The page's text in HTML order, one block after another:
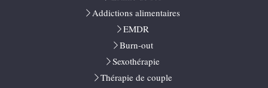
Addictions alimentaires
EMDR
Burn-out
Sexothérapie
Thérapie de couple